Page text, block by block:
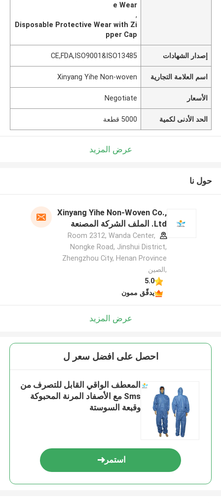
e Wear
,
Disposable Protective Wear with Zi
pper Cap
إصدار الشهادات CE,FDA,ISO9001&ISO13485
اسم العلامة التجارية Xinyang Yihe Non-woven
الأسعار Negotiate
الحد الأدنى لكمية 5000 قطعة
عرض المزيد
حول نا
Xinyang Yihe Non-Woven Co.,
Ltd. الملف الشركة المصنعة
Room 2312, Wanda Center,
Nongke Road, Jinshui District,
Zhengzhou City, Henan Province
,الصين
5.0
يدقّق ممون
عرض المزيد
احصل على افضل سعر ل
المعطف الواقي القابل للتصرف من
Sms مع الأصفاد المرنة المحبوكة
وقبعة السوستة
استمر